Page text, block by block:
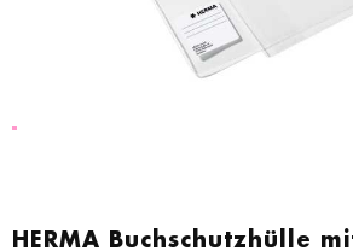
HERMA Buchschutzhülle
Anfang